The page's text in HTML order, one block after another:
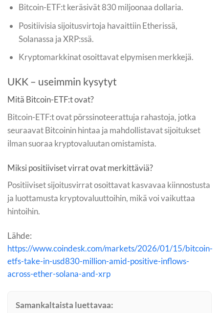
Bitcoin-ETF:t keräsivät 830 miljoonaa dollaria.
Positiivisia sijoitusvirtoja havaittiin Etherissä,
Solanassa ja XRP:ssä.
Kryptomarkkinat osoittavat elpymisen merkkejä.
UKK – useimmin kysytyt
Mitä Bitcoin-ETF:t ovat?
Bitcoin-ETF:t ovat pörssinoteerattuja rahastoja, jotka
seuraavat Bitcoinin hintaa ja mahdollistavat sijoitukset
ilman suoraa kryptovaluutan omistamista.
Miksi positiiviset virrat ovat merkittäviä?
Positiiviset sijoitusvirrat osoittavat kasvavaa kiinnostusta
ja luottamusta kryptovaluuttoihin, mikä voi vaikuttaa
hintoihin.
Lähde:
https://www.coindesk.com/markets/2026/01/15/bitcoin-
etfs-take-in-usd830-million-amid-positive-inflows-
across-ether-solana-and-xrp
Samankaltaista luettavaa: